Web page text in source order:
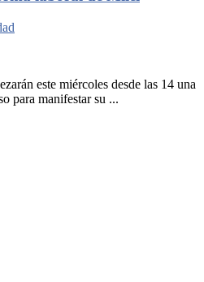
este miércoles desde las 14 una
para manifestar su ...